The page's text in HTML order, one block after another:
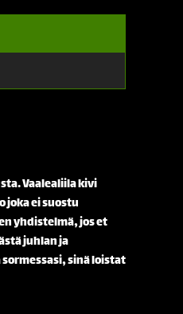
Vaalealiila kivi
joka ei suostu
yhdistelmä, jos et
juhlan ja
sinä loistat